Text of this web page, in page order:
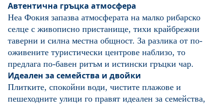
Автентична гръцка атмосфера
Неа Фокия запазва атмосферата на малко рибарско
селце с живописно пристанище, тихи крайбрежни
таверни и силна местна общност. За разлика от по-
оживените туристически центрове наблизо, то
предлага по-бавен ритъм и истински гръцки чар.
Идеален за семейства и двойки
Плитките, спокойни води, чистите плажове и
пешеходните улици го правят идеален за семейства,